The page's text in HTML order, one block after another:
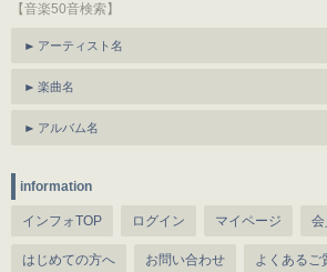
【音楽50音検索】
アーティスト名
楽曲名
アルバム名
information
インフォTOP ログイン マイページ
はじめての方へ お問い合わせ よくあるご